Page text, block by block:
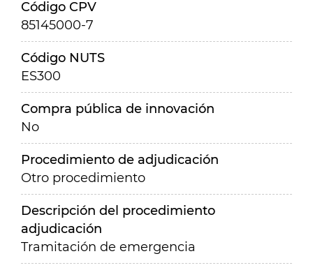
Código CPV
85145000-7
Código NUTS
ES300
Compra pública de innovación
No
Procedimiento de adjudicación
Otro procedimiento
Descripción del procedimiento
adjudicación
Tramitación de emergencia